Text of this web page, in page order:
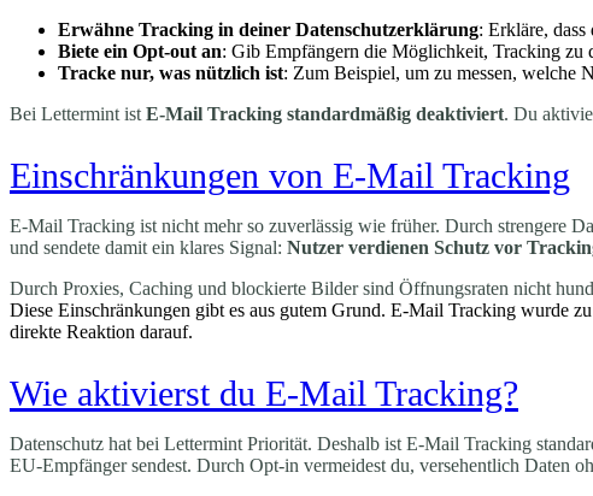
Erwähne Tracking in deiner Datenschutzerklärung: Erkläre,
Biete ein Opt-out an: Gib Empfängern die Möglichkeit, Tracking zu
Tracke nur, was nützlich ist: Zum Beispiel, um zu messen, welche
Bei Lettermint ist E-Mail Tracking standardmäßig deaktiviert. Du
Einschränkungen von E-Mail Tracking
E-Mail Tracking ist nicht mehr so zuverlässig wie früher. Durch strengere
und sendete damit ein klares Signal: Nutzer verdienen Schutz vor
Durch Proxies, Caching und blockierte Bilder sind Öffnungsraten nicht
Diese Einschränkungen gibt es aus gutem Grund. E-Mail Tracking wurde
direkte Reaktion darauf.
Wie aktivierst du E-Mail Tracking?
Datenschutz hat bei Lettermint Priorität. Deshalb ist E-Mail Tracking
EU-Empfänger sendest. Durch Opt-in vermeidest du, versehentlich Daten